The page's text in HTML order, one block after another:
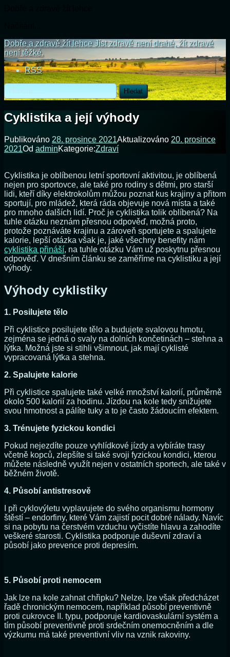
Přejít
k
obsahu
webu
Dobře a zdravě žít lehceJíst zdravě není drahé, žít zdravě
není těžké.
RSS
Vyhledávání
Cyklistika a její výhody
Publikováno 28. prosince 2021Aktualizováno 20. prosince
2021Od adminKategorie:Zdraví
Cyklistika je oblíbenou letní sportovní aktivitou, je oblíbená
nejen pro sportovce, ale také pro rodiny s dětmi, pro starší
lidi, kteří díky elektrokolům můžou poznat kus krajiny a přitom
sportují, pro mládež, která ráda objevuje nová místa a také
pro mnoho dalších lidí. Proč je cyklistika tolik oblíbená? Na
tuhle otázku neznám přesnou odpověď, možná proto,
protože poznáváte krajinu a zároveň sportujete a spalujete
kalorie, lepší otázka však je, jaké všechny benefity nám
cyklistika přináší, na tuhle otázku Vám už poskytnu přesnou
odpověď. V dnešním článku se zaměříme na cyklistiku a její
výhody.
Výhody cyklistiky
1. Posilujete tělo
Při cyklistice posilujete tělo a budujete svalovou hmotu,
zejména se jedná o svaly na dolních končetinách – stehna a
lýtka. Možná jste si stihli všimnout, jak mají cyklisté
vypracovaná lýtka a stehna.
2. Spalujete kalorie
Při cyklistice spalujete také velké množství kalorií, průměrně
okolo 500 kalorií za hodinu. Jízdou na kole tedy snižujete
svou hmotnost a pálíte tuky a to je často žádoucím efektem.
3. Trénujete fyzickou kondici
Pokud nejezdíte pouze vyhlídkové jízdy a vybíráte trasy
včetně kopců, zlepšíte si také svoji fyzickou kondici, kterou
můžete následně využít nejen v ostatních sportech, ale také v
běžném životě.
4. Působí antistresově
I při cyklovýletu vyplavujete do svého organismu hormony
štěstí – endorfiny, které Vám zajistí pocit dobré nálady. Navíc
si na pobytu na čerstvém vzduchu vyčistíte hlavu a zahodíte
veškeré starosti. Cyklistika podporuje duševní zdraví a
působí jako prevence proti depresím.
5. Působí proti nemocem
Jak lze na kole zahnat chřipku? Nelze, lze však předcházet
řadě chronickým nemocem, například působí preventivně
proti cukrovce II. typu, podporuje kardiovaskulární systém a
tím působí preventivně proti srdečním onemocněním a dle
výzkumu má také preventivní vliv na vznik rakoviny.